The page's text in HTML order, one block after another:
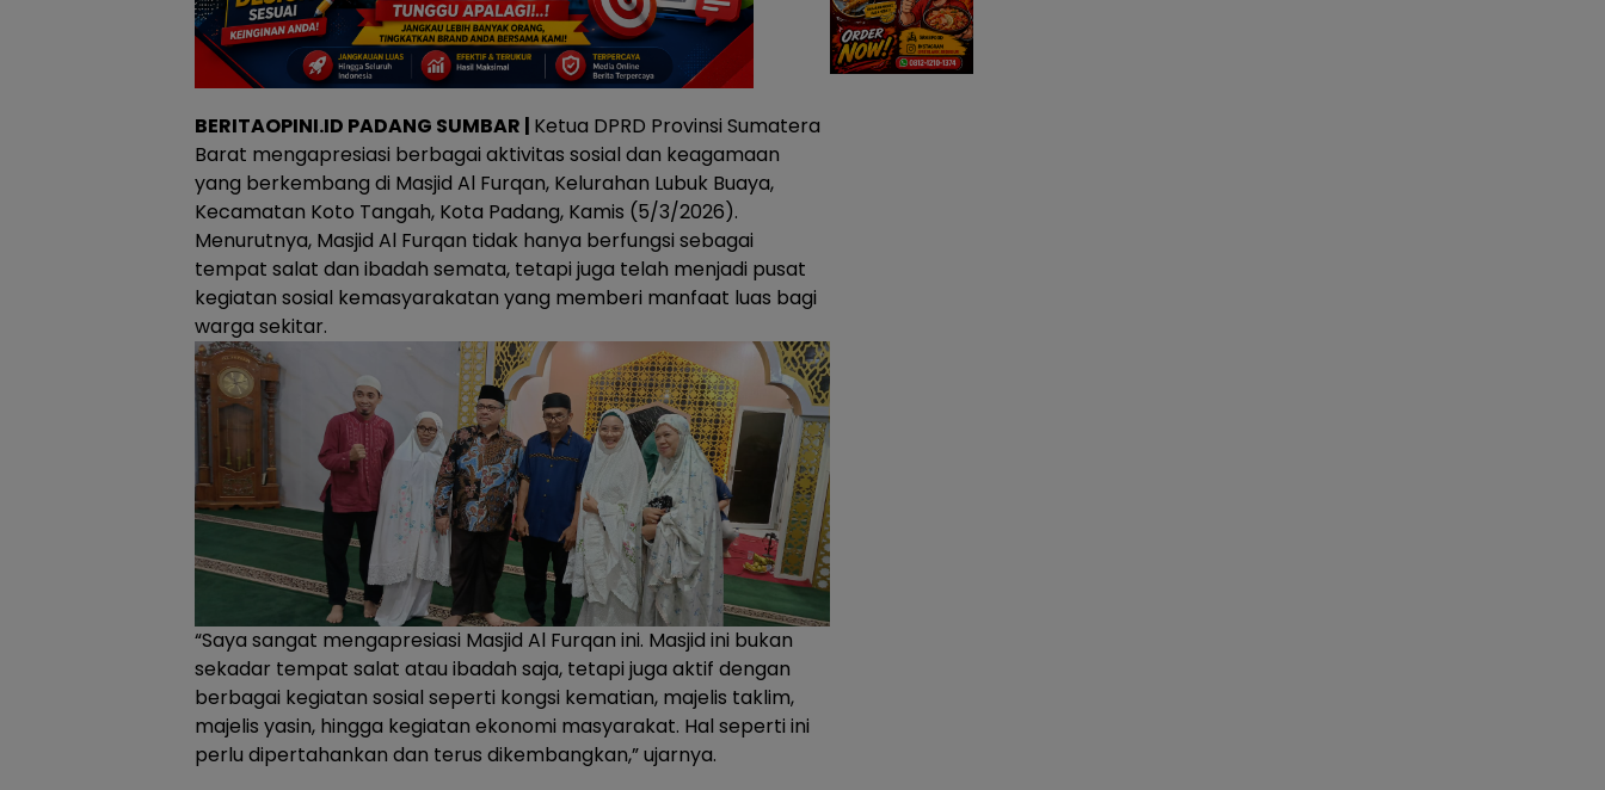
BERITAOPINI.ID PADANG SUMBAR | Ketua DPRD Provinsi Sumatera
Barat mengapresiasi berbagai aktivitas sosial dan keagamaan
yang berkembang di Masjid Al Furqan, Kelurahan Lubuk Buaya,
Kecamatan Koto Tangah, Kota Padang, Kamis (5/3/2026).
Menurutnya, Masjid Al Furqan tidak hanya berfungsi sebagai
tempat salat dan ibadah semata, tetapi juga telah menjadi pusat
kegiatan sosial kemasyarakatan yang memberi manfaat luas bagi
warga sekitar.
“Saya sangat mengapresiasi Masjid Al Furqan ini. Masjid ini bukan
sekadar tempat salat atau ibadah saja, tetapi juga aktif dengan
berbagai kegiatan sosial seperti kongsi kematian, majelis taklim,
majelis yasin, hingga kegiatan ekonomi masyarakat. Hal seperti ini
perlu dipertahankan dan terus dikembangkan,” ujarnya.